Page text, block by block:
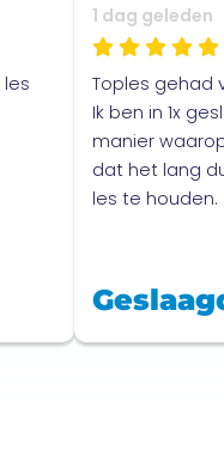
1 dag geleden
Toples gehad
Ik ben in 1x
manier
dat het lang
les te houden.